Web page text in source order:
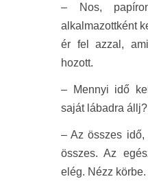
– Nos,
alkalmazottként
ér fel azzal,
hozott.
– Mennyi idő
saját lábadra állj?
– Az összes idő,
összes. Az
elég. Nézz körbe.